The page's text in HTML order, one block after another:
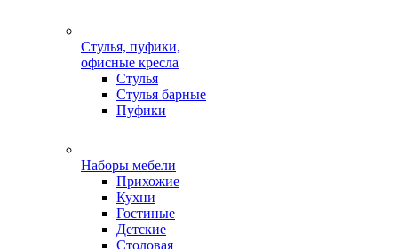
Стулья, пуфики,
офисные кресла
Стулья
Стулья барные
Пуфики
Наборы мебели
Прихожие
Кухни
Гостиные
Детские
Столовая